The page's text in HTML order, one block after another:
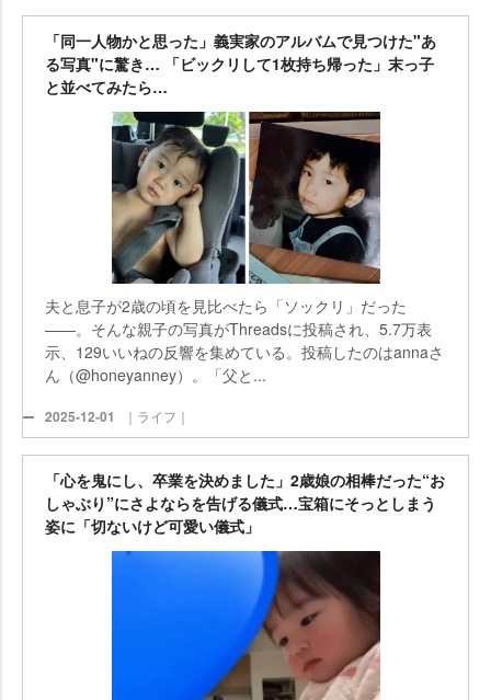
「同一人物かと思った」義実家のアルバムで見つけた"あ
る写真"に驚き… 「ビックリして1枚持ち帰った」末っ子
と並べてみたら…
夫と息子が2歳の頃を見比べたら「ソックリ」だった
――。そんな親子の写真がThreadsに投稿され、5.7万表
示、129いいねの反響を集めている。投稿したのはannaさ
ん（@honeyanney）。「父と...
2025-12-01 ｜ライフ｜
「心を鬼にし、卒業を決めました」2歳娘の相棒だった“お
しゃぶり”にさよならを告げる儀式…宝箱にそっとしまう
姿に「切ないけど可愛い儀式」